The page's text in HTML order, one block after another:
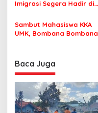
Imigrasi Segera Hadir di
Perlu Lagi ke Kendari
Sambut Mahasiswa KKA
UMK, Bombana Bombana
Baca Juga